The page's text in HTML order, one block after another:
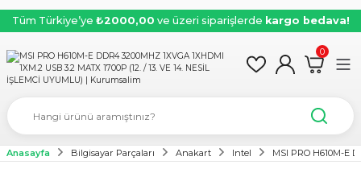
Tüm Türkiye’ye ₺2000,00 ve üzeri siparişlerde kargo bedava!
0
Anasayfa Bilgisayar Parçaları Anakart Intel MSI PRO H610M-E